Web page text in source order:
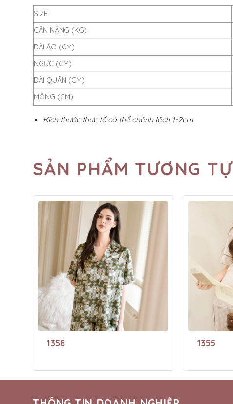
SIZE
CÂN NẶNG (KG)
DÀI ÁO (CM)
NGỰC (CM)
DÀI QUẦN (CM)
MÔNG (CM)
Kích thước thực tế có thể chênh lệch 1-2cm
SẢN PHẨM TƯƠNG TỰ
1358 1355